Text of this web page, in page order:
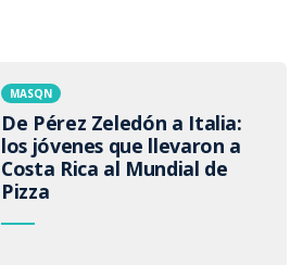
MASQN
De Pérez Zeledón a Italia:
los jóvenes que llevaron a
Costa Rica al Mundial de
Pizza